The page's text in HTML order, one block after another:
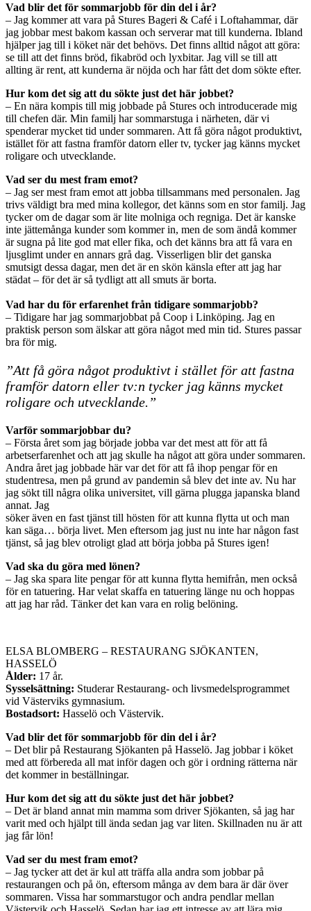
Vad blir det för sommarjobb för din del i år?
– Jag kommer att vara på Stures Bageri & Café i Loftahammar, där
jag jobbar mest bakom kassan och serverar mat till kunderna. Ibland
hjälper jag till i köket när det behövs. Det finns alltid något att göra:
se till att det finns bröd, fikabröd och lyxbitar. Jag vill se till att
allting är rent, att kunderna är nöjda och har fått det dom sökte efter.
Hur kom det sig att du sökte just det här jobbet?
– En nära kompis till mig jobbade på Stures och introducerade mig
till chefen där. Min familj har sommarstuga i närheten, där vi
spenderar mycket tid under sommaren. Att få göra något produktivt,
istället för att fastna framför datorn eller tv, tycker jag känns mycket
roligare och utvecklande.
Vad ser du mest fram emot?
– Jag ser mest fram emot att jobba tillsammans med personalen. Jag
trivs väldigt bra med mina kollegor, det känns som en stor familj. Jag
tycker om de dagar som är lite molniga och regniga. Det är kanske
inte jättemånga kunder som kommer in, men de som ändå kommer
är sugna på lite god mat eller fika, och det känns bra att få vara en
ljusglimt under en annars grå dag. Visserligen blir det ganska
smutsigt dessa dagar, men det är en skön känsla efter att jag har
städat – för det är så tydligt att all smuts är borta.
Vad har du för erfarenhet från tidigare sommarjobb?
– Tidigare har jag sommarjobbat på Coop i Linköping. Jag en
praktisk person som älskar att göra något med min tid. Stures passar
bra för mig.
”Att få göra något produktivt i stället för att fastna
framför datorn eller tv:n tycker jag känns mycket
roligare och utvecklande.”
Varför sommarjobbar du?
– Första året som jag började jobba var det mest att för att få
arbetserfarenhet och att jag skulle ha något att göra under sommaren.
Andra året jag jobbade här var det för att få ihop pengar för en
studentresa, men på grund av pandemin så blev det inte av. Nu har
jag sökt till några olika universitet, vill gärna plugga japanska bland
annat. Jag
söker även en fast tjänst till hösten för att kunna flytta ut och man
kan säga… börja livet. Men eftersom jag just nu inte har någon fast
tjänst, så jag blev otroligt glad att börja jobba på Stures igen!
Vad ska du göra med lönen?
– Jag ska spara lite pengar för att kunna flytta hemifrån, men också
för en tatuering. Har velat skaffa en tatuering länge nu och hoppas
att jag har råd. Tänker det kan vara en rolig belöning.
ELSA BLOMBERG – RESTAURANG SJÖKANTEN,
HASSELÖ
Ålder: 17 år.
Sysselsättning: Studerar Restaurang- och livsmedelsprogrammet
vid Västerviks gymnasium.
Bostadsort: Hasselö och Västervik.
Vad blir det för sommarjobb för din del i år?
– Det blir på Restaurang Sjökanten på Hasselö. Jag jobbar i köket
med att förbereda all mat inför dagen och gör i ordning rätterna när
det kommer in beställningar.
Hur kom det sig att du sökte just det här jobbet?
– Det är bland annat min mamma som driver Sjökanten, så jag har
varit med och hjälpt till ända sedan jag var liten. Skillnaden nu är att
jag får lön!
Vad ser du mest fram emot?
– Jag tycker att det är kul att träffa alla andra som jobbar på
restaurangen och på ön, eftersom många av dem bara är där över
sommaren. Vissa har sommarstugor och andra pendlar mellan